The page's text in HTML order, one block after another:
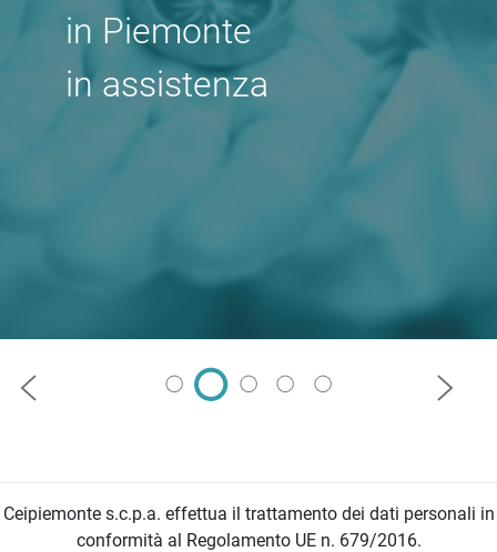
in Piemonte
in assistenza
Ceipiemonte s.c.p.a. effettua il trattamento dei dati personali in
conformità al Regolamento UE n. 679/2016.